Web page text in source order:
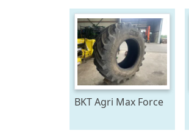
BKT Agri Max Force